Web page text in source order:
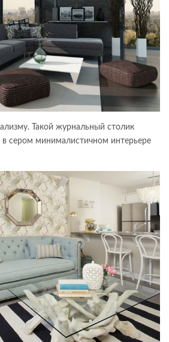
Такой журнальный столик
сером минималистичном интерьере